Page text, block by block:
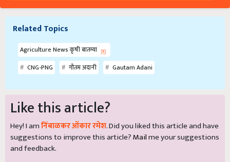
Related Topics
Agriculture News कृषी बातम्या
CNG-PNG
गौतम अदानी Gautam Adani
Like this article?
Hey! I amनिंबाळकर ओंकार रमेश. Did you liked this article and have
suggestions to improve this article?Mailme your suggestions
and feedback.